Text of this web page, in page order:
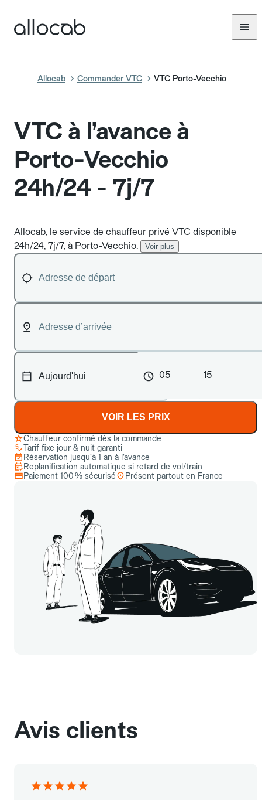
Allocab Commander VTC VTC Porto-Vecchio
VTC à l’avance à
Porto-Vecchio
24h/24 - 7j/7
Allocab, le service de chauffeur privé VTC disponible
24h/24, 7j/7, à Porto-Vecchio.
Voir plus
05 15
VOIR LES PRIX
Chauffeur confirmé dès la commande
Tarif fixe jour & nuit garanti
Réservation jusqu’à 1 an à l’avance
Replanification automatique si retard de vol/train
Paiement 100 % sécurisé
Présent partout en France
Avis clients